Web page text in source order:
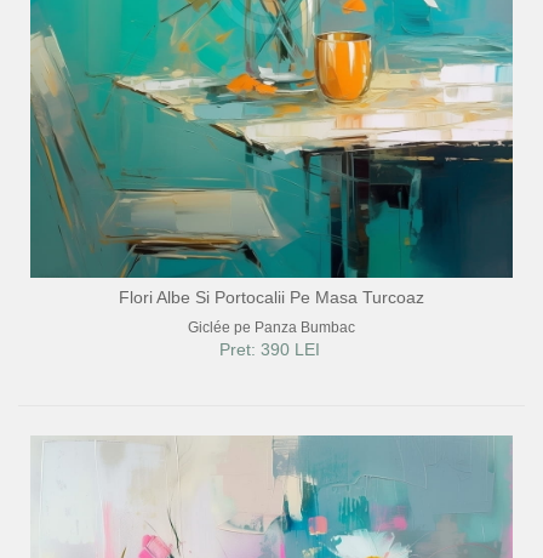
Flori Albe Si Portocalii Pe Masa Turcoaz
Giclée pe Panza Bumbac
Pret: 390 LEI